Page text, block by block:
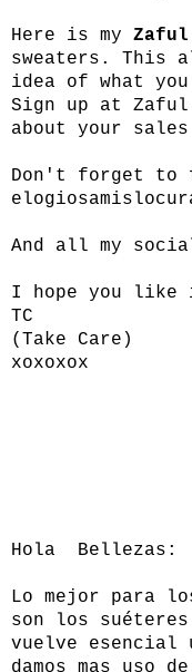
Here is my Zaful
sweaters. This
idea of ​​what
Sign up at
about your
Don't forget to
And all my
I hope you like
TC
(Take Care)
xoxoxox
Hola Bellezas:
Lo mejor para
son los
vuelve esencial
damos mas uso